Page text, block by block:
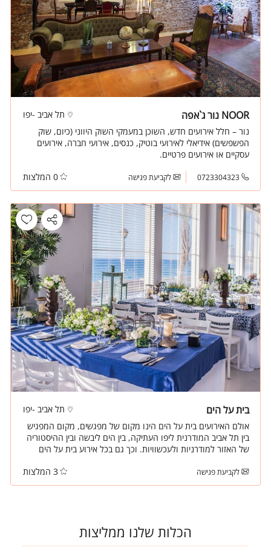
NOOR נור ג`אפה
תל אביב -יפו
נור – חלל אירועים חדש, השוכן במעמקי השוק היווני (כיום, שוק
הפשפשים) אידיאלי לאירועי בוטיק, כנסים, אירועי חברה, אירועים
עסקיים או אירועים פרטיים.
0723304323 לקביעת פגישה 0 המלצות
בית על הים
תל אביב -יפו
אולם האירועים בית על הים הינו מקום של מפגשים, מקום המפגיש
בין תל אביב המודרנית ליפו העתיקה, בין הים ליבשה ובין ההיסטוריה
של האזור למודרניות ולעכשוויות. וכך גם בכל אירוע בית על הים
לקביעת פגישה 3 המלצות
הכלות שלנו ממליצות